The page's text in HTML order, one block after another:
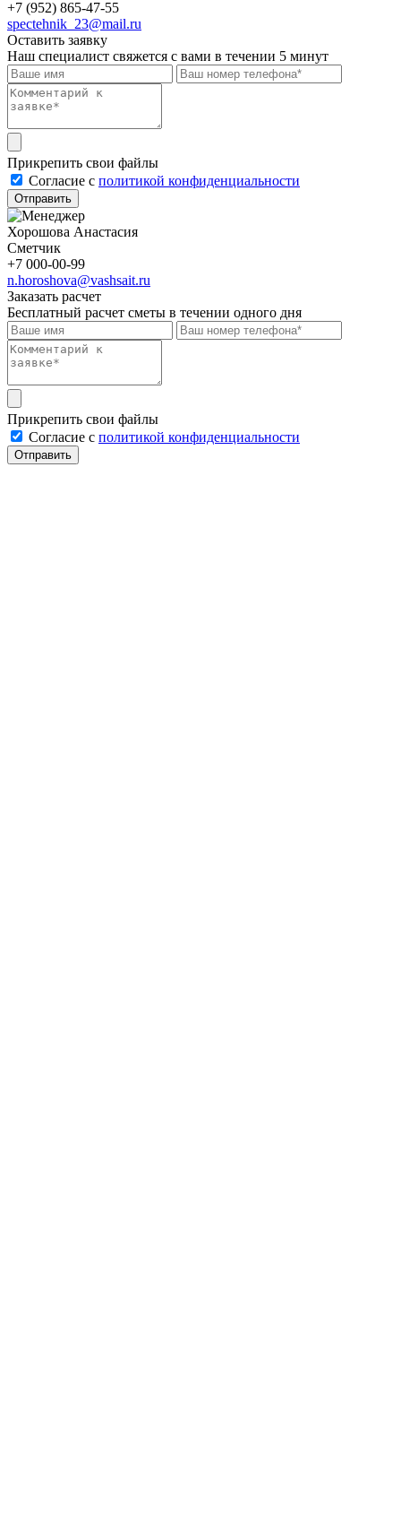
+7 (952) 865-47-55
spectehnik_23@mail.ru
Оставить заявку
Наш специалист свяжется с вами в течении 5 минут
Прикрепить свои файлы
Cогласие с политикой конфиденциальности
Отправить
Хорошова Анастасия
Сметчик
+7 000-00-99
n.horoshova@vashsait.ru
Заказать расчет
Бесплатный расчет сметы в течении одного дня
Прикрепить свои файлы
Cогласие с политикой конфиденциальности
Отправить